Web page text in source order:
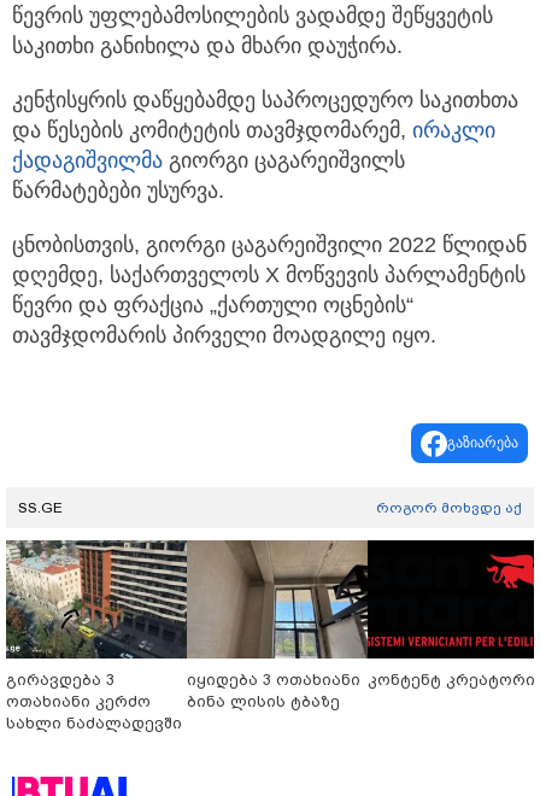
წევრის უფლებამოსილების ვადამდე შეწყვეტის
საკითხი განიხილა და მხარი დაუჭირა.
კენჭისყრის დაწყებამდე საპროცედურო საკითხთა
და წესების კომიტეტის თავმჯდომარემ, ირაკლი
ქადაგიშვილმა გიორგი ცაგარეიშვილს
წარმატებები უსურვა.
ცნობისთვის, გიორგი ცაგარეიშვილი 2022 წლიდან
დღემდე, საქართველოს X მოწვევის პარლამენტის
წევრი და ფრაქცია „ქართული ოცნების“
თავმჯდომარის პირველი მოადგილე იყო.
გაზიარება
SS.GE როგორ მოხვდე აქ
გირავდება 3
ოთახიანი კერძო
სახლი ნაძალადევში
იყიდება 3 ოთახიანი
ბინა ლისის ტბაზე
კონტენტ კრეატორი